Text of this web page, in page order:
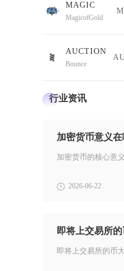
MAGIC
MagicofGold
AUCTION
Bounce
行业资讯
加密货币意义在
2026-06-22
即将上交易所